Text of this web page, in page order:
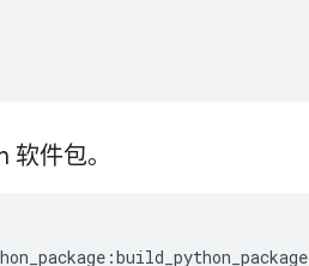
件包。